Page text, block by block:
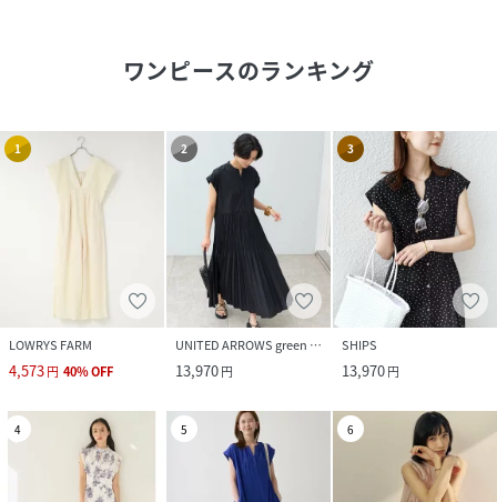
ワンピースのランキング
1
LOWRYS FARM
4,573円 40%OFF
2
UNITED ARROWS green label relaxing
13,970円
3
SHIPS
13,970円
4 5 6